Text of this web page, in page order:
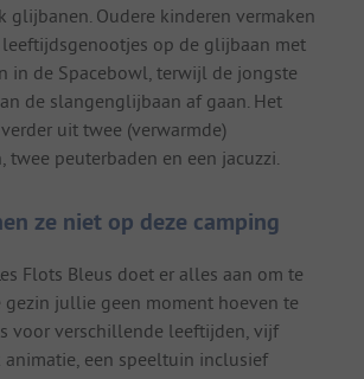
glijbanen. Oudere kinderen vermaken
op de glijbaan met
in de Spacebowl, terwijl de jongste
de slangenglijbaan af gaan. Het
uit twee (verwarmde)
twee peuterbaden en een jacuzzi.
ze niet op deze camping
Flots Bleus doet er alles aan om te
gezin jullie geen moment hoeven te
voor verschillende leeftijden, vijf
animatie, een speeltuin inclusief